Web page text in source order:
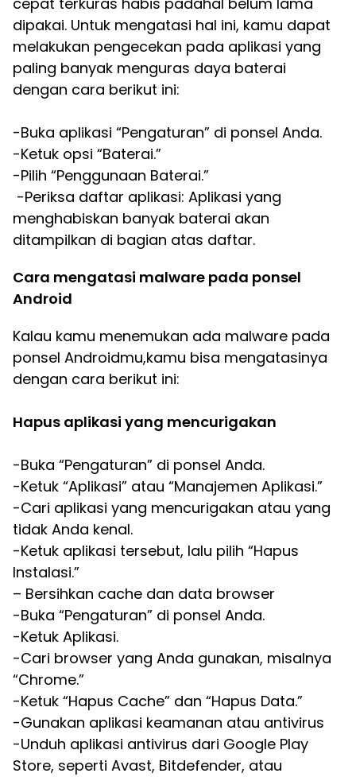
dipakai. Untuk mengatasi hal ini, kamu dapat
melakukan pengecekan pada aplikasi yang
paling banyak menguras daya baterai
dengan cara berikut ini:
-Buka aplikasi “Pengaturan” di ponsel Anda.
-Ketuk opsi “Baterai.”
-Pilih “Penggunaan Baterai.”
-Periksa daftar aplikasi: Aplikasi yang
menghabiskan banyak baterai akan
ditampilkan di bagian atas daftar.
Cara mengatasi malware pada ponsel
Android
Kalau kamu menemukan ada malware pada
ponsel Androidmu,kamu bisa mengatasinya
dengan cara berikut ini:
Hapus aplikasi yang mencurigakan
-Buka “Pengaturan” di ponsel Anda.
-Ketuk “Aplikasi” atau “Manajemen Aplikasi.”
-Cari aplikasi yang mencurigakan atau yang
tidak Anda kenal.
-Ketuk aplikasi tersebut, lalu pilih “Hapus
Instalasi.”
– Bersihkan cache dan data browser
-Buka “Pengaturan” di ponsel Anda.
-Ketuk Aplikasi.
-Cari browser yang Anda gunakan, misalnya
“Chrome.”
-Ketuk “Hapus Cache” dan “Hapus Data.”
-Gunakan aplikasi keamanan atau antivirus
-Unduh aplikasi antivirus dari Google Play
Store, seperti Avast, Bitdefender, atau